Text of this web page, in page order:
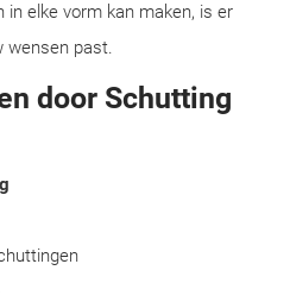
elke vorm kan maken, is er
wensen past.
door Schutting